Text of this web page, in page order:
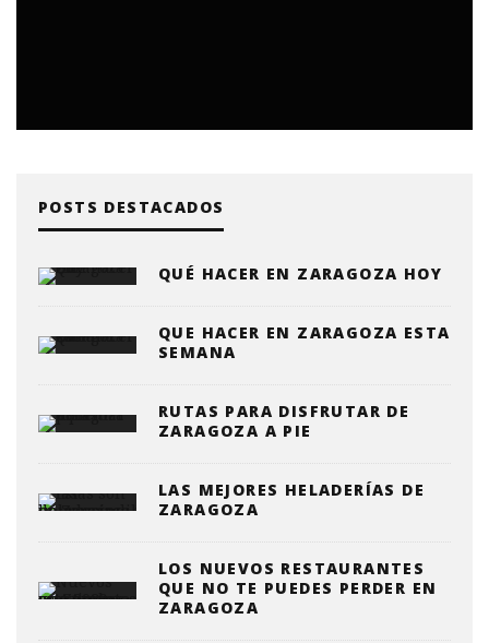
POSTS DESTACADOS
QUÉ HACER EN ZARAGOZA HOY
QUE HACER EN ZARAGOZA ESTA
SEMANA
RUTAS PARA DISFRUTAR DE
ZARAGOZA A PIE
LAS MEJORES HELADERÍAS DE
ZARAGOZA
LOS NUEVOS RESTAURANTES
QUE NO TE PUEDES PERDER EN
ZARAGOZA